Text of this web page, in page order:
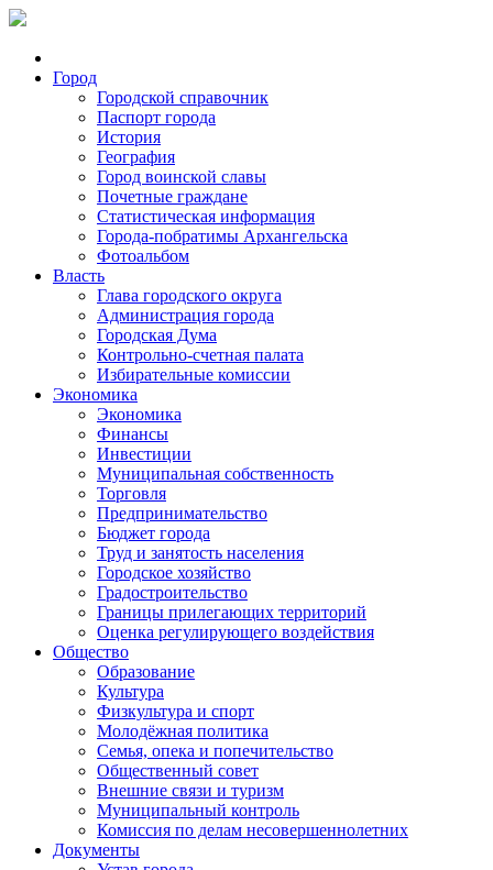
Город
Городской справочник
Паспорт города
История
География
Город воинской славы
Почетные граждане
Статистическая информация
Города-побратимы Архангельска
Фотоальбом
Власть
Глава городского округа
Администрация города
Городская Дума
Контрольно-счетная палата
Избирательные комиссии
Экономика
Экономика
Финансы
Инвестиции
Муниципальная собственность
Торговля
Предпринимательство
Бюджет города
Труд и занятость населения
Городское хозяйство
Градостроительство
Границы прилегающих территорий
Оценка регулирующего воздействия
Общество
Образование
Культура
Физкультура и спорт
Молодёжная политика
Семья, опека и попечительство
Общественный совет
Внешние связи и туризм
Муниципальный контроль
Комиссия по делам несовершеннолетних
Документы